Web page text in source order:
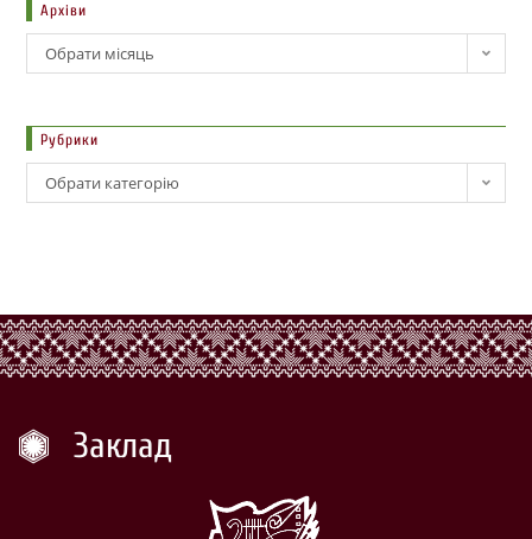
Архіви
Обрати місяць
Рубрики
Обрати категорію
Заклад